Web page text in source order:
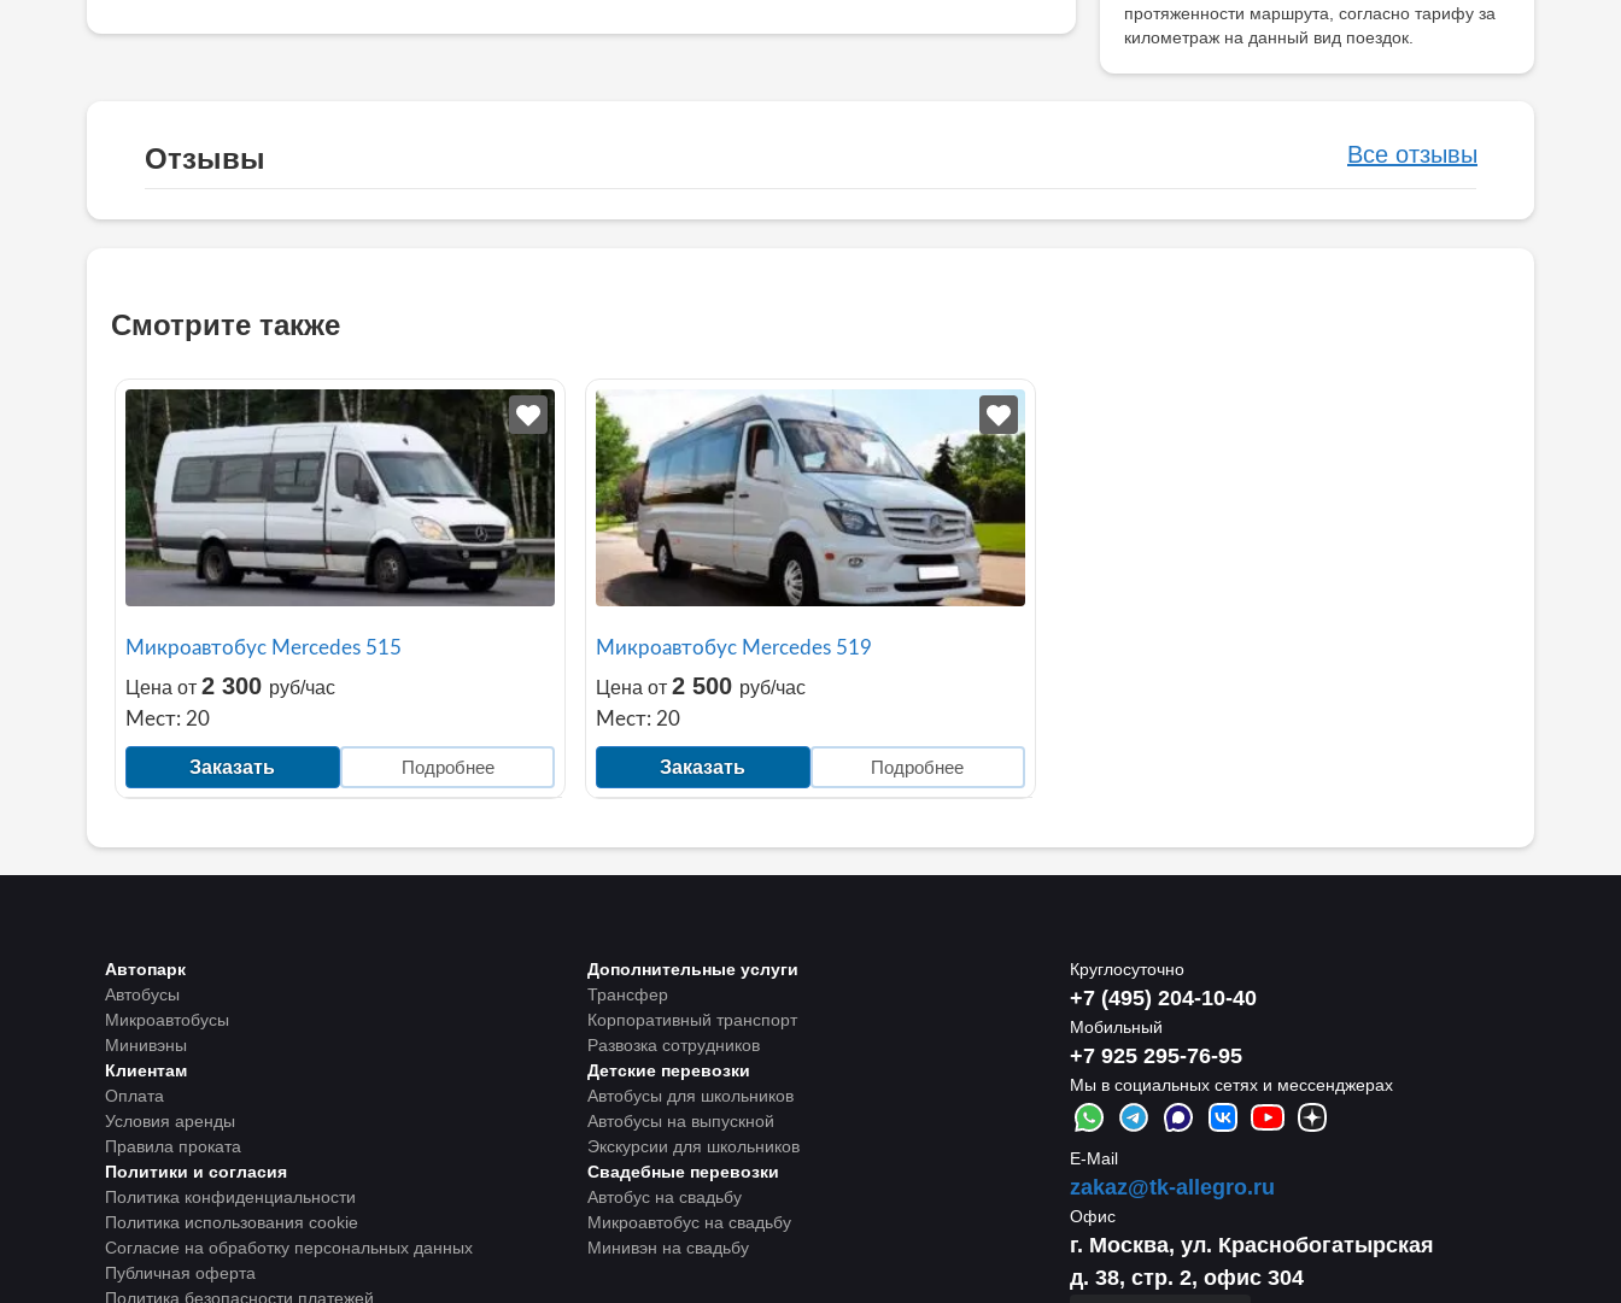
протяженности маршрута, согласно тарифу за
километраж на данный вид поездок.
Отзывы Все отзывы
Смотрите также
Микроавтобус Mercedes 515
Цена от 2 300 руб/час
Мест: 20
Заказать Подробнее
Микроавтобус Mercedes 519
Цена от 2 500 руб/час
Мест: 20
Заказать Подробнее
Автопарк
Автобусы
Микроавтобусы
Минивэны
Клиентам
Оплата
Условия аренды
Правила проката
Политики и согласия
Политика конфиденциальности
Политика использования cookie
Согласие на обработку персональных данных
Публичная оферта
Политика безопасности платежей
Дополнительные услуги
Трансфер
Корпоративный транспорт
Развозка сотрудников
Детские перевозки
Автобусы для школьников
Автобусы на выпускной
Экскурсии для школьников
Свадебные перевозки
Автобус на свадьбу
Микроавтобус на свадьбу
Минивэн на свадьбу
Круглосуточно
+7 (495) 204-10-40
Мобильный
+7 925 295-76-95
Мы в социальных сетях и мессенджерах
E-Mail
zakaz@tk-allegro.ru
Офис
г. Москва, ул. Краснобогатырская
д. 38, стр. 2, офис 304